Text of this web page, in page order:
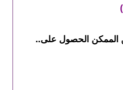
الممكن الحصول على..